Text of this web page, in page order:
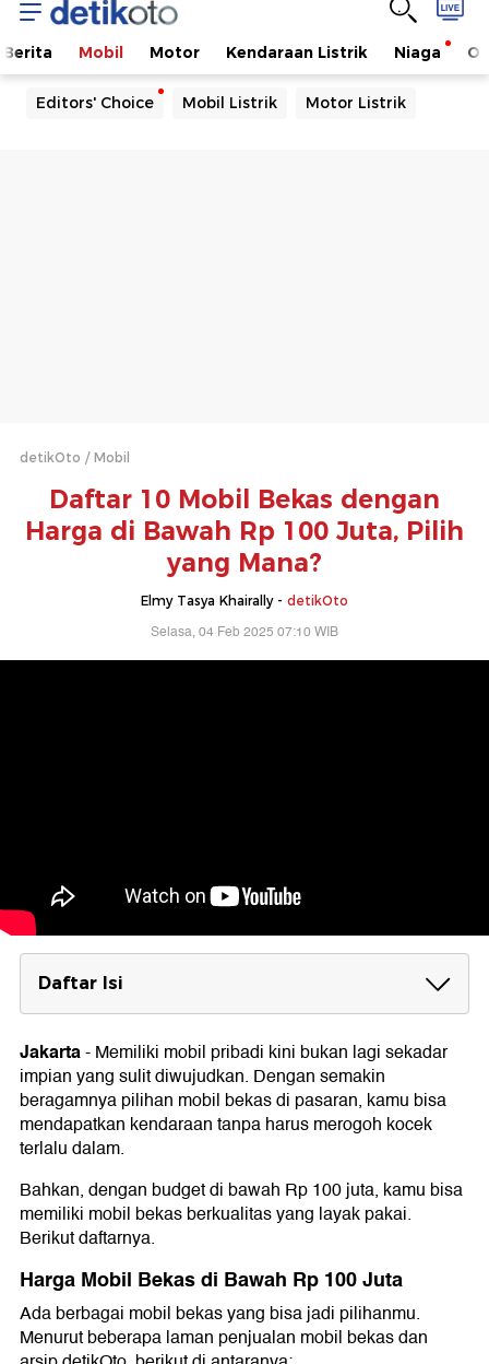
Berita Mobil Motor Kendaraan Listrik Niaga
Editors' Choice Mobil Listrik Motor Listrik
detikOto Mobil
Daftar 10 Mobil Bekas dengan
Harga di Bawah Rp 100 Juta, Pilih
yang Mana?
Elmy Tasya Khairally - detikOto
Selasa, 04 Feb 2025 07:10 WIB
Daftar Isi
Harga Mobil Bekas di Bawah Rp 100 Juta
1. Daihatsu Ayla 2016
2. Honda Brio Satya 2014
3. Wuling Confero 2017
4. Suzuki Ignis 2017
5. Nissan Grand Livina 2014
6. Nissan March 2017
8. Daihatsu Xenia 2015
9. Daihatsu Sirion 2015
10. Suzuki Swift 2010
Jakarta-Memiliki mobil pribadi kini bukan lagi sekadar
impian yang sulit diwujudkan. Dengan semakin
beragamnya pilihan mobil bekas di pasaran, kamu bisa
mendapatkan kendaraan tanpa harus merogoh kocek
terlalu dalam.
Bahkan, dengan budget di bawah Rp 100 juta, kamu bisa
memiliki mobil bekas berkualitas yang layak pakai.
Berikut daftarnya.
Harga Mobil Bekas di Bawah Rp 100 Juta
Ada berbagai mobil bekas yang bisa jadi pilihanmu.
Menurut beberapa laman penjualan mobil bekas dan